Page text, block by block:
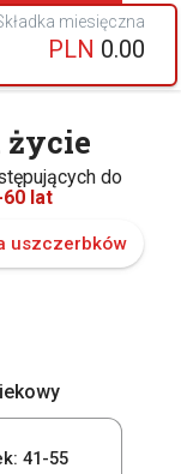
miesięczna
PLN 0.00
życie
do
60 lat
uszczerbków
41-55